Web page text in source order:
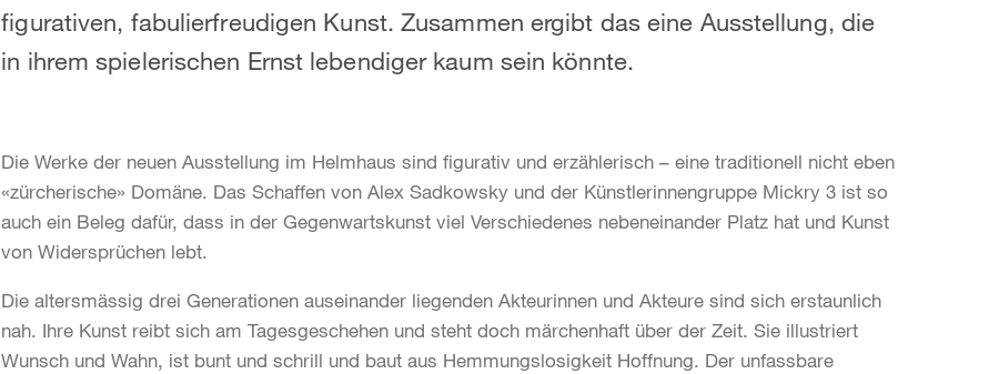
figurativen, fabulierfreudigen Kunst. Zusammen ergibt das eine Ausstellung, die
in ihrem spielerischen Ernst lebendiger kaum sein könnte.
Die Werke der neuen Ausstellung im Helmhaus sind figurativ und erzählerisch – eine traditionell nicht eben
«zürcherische» Domäne. Das Schaffen von Alex Sadkowsky und der Künstlerinnengruppe Mickry 3 ist so
auch ein Beleg dafür, dass in der Gegenwartskunst viel Verschiedenes nebeneinander Platz hat und Kunst
von Widersprüchen lebt.
Die altersmässig drei Generationen auseinander liegenden Akteurinnen und Akteure sind sich erstaunlich
nah. Ihre Kunst reibt sich am Tagesgeschehen und steht doch märchenhaft über der Zeit. Sie illustriert
Wunsch und Wahn, ist bunt und schrill und baut aus Hemmungslosigkeit Hoffnung. Der unfassbare